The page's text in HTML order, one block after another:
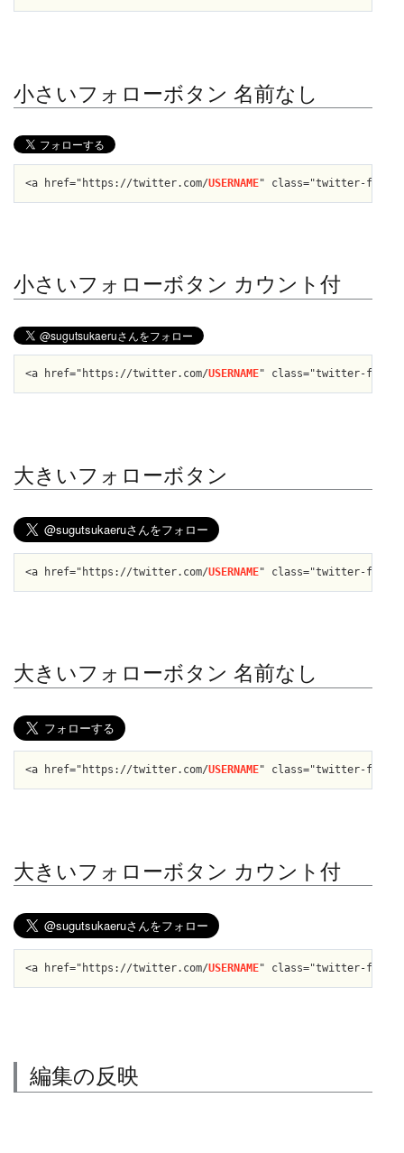
小さいフォローボタン 名前なし
<a href="https://twitter.com/USERNAME" class="twitter-follow-
小さいフォローボタン カウント付
<a href="https://twitter.com/USERNAME" class="twitter-follow-
大きいフォローボタン
<a href="https://twitter.com/USERNAME" class="twitter-follow-
大きいフォローボタン 名前なし
<a href="https://twitter.com/USERNAME" class="twitter-follow-
大きいフォローボタン カウント付
<a href="https://twitter.com/USERNAME" class="twitter-follow-
編集の反映